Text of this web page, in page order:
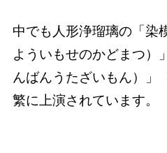
中でも人形浄瑠璃の「染
よういもせのかどまつ）
んばんうたざいもん）」
繁に上演されています。